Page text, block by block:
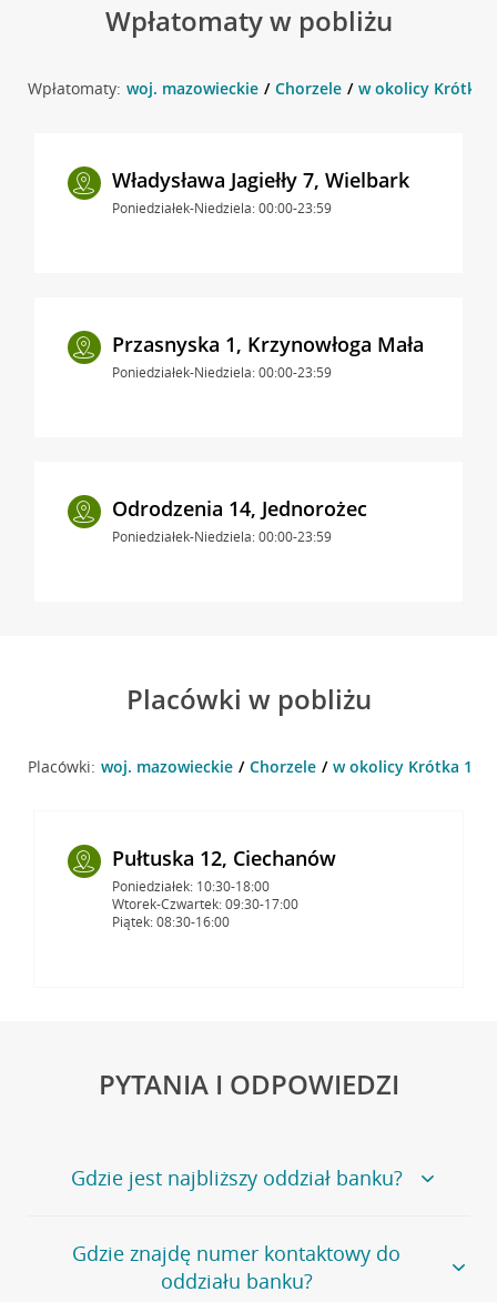
Wpłatomaty w pobliżu
Wpłatomaty: woj. mazowieckie Chorzele w okolicy Krótka
Władysława Jagiełły 7, Wielbark
Poniedziałek-Niedziela: 00:00-23:59
Przasnyska 1, Krzynowłoga Mała
Poniedziałek-Niedziela: 00:00-23:59
Odrodzenia 14, Jednorożec
Poniedziałek-Niedziela: 00:00-23:59
Placówki w pobliżu
Placówki: woj. mazowieckie Chorzele w okolicy Krótka 1 ,
Pułtuska 12, Ciechanów
Poniedziałek: 10:30-18:00
Wtorek-Czwartek: 09:30-17:00
Piątek: 08:30-16:00
PYTANIA I ODPOWIEDZI
Gdzie jest najbliższy oddział banku?
Jeśli szukasz oddziału naszego banku, zapraszamy na
stronęPlacówki i bankomaty, na której znajduje się
wygodna wyszukiwarka.
Gdzie znajdę numer kontaktowy do
oddziału banku?